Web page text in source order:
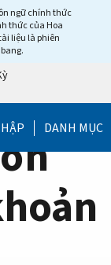
ngữ chính thức
thức của Hoa
liệu là phiên
DANH MỤC